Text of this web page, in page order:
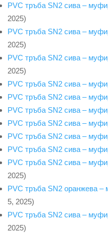
PVC тръба SN2 сива –
2025)
PVC тръба SN2 сива –
2025)
PVC тръба SN2 сива –
2025)
PVC тръба SN2 сива –
PVC тръба SN2 сива –
PVC тръба SN2 сива –
PVC тръба SN2 сива –
PVC тръба SN2 сива –
PVC тръба SN2 сива –
PVC тръба SN2 сива –
2025)
PVC тръба SN2 оранжева –
5, 2025)
PVC тръба SN2 сива –
2025)